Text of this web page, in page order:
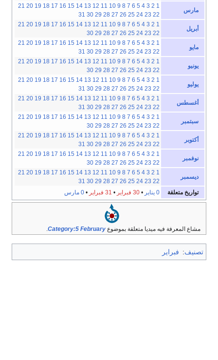
مارس
1
2
3
4
5
6
7
8
9
10
11
12
13
14
15
16
17
18
19
20
21
22
23
24
25
26
27
28
29
30
31
أبريل
1
2
3
4
5
6
7
8
9
10
11
12
13
14
15
16
17
18
19
20
21
22
23
24
25
26
27
28
29
30
مايو
1
2
3
4
5
6
7
8
9
10
11
12
13
14
15
16
17
18
19
20
21
22
23
24
25
26
27
28
29
30
31
يونيو
1
2
3
4
5
6
7
8
9
10
11
12
13
14
15
16
17
18
19
20
21
22
23
24
25
26
27
28
29
30
يوليو
1
2
3
4
5
6
7
8
9
10
11
12
13
14
15
16
17
18
19
20
21
22
23
24
25
26
27
28
29
30
31
أغسطس
1
2
3
4
5
6
7
8
9
10
11
12
13
14
15
16
17
18
19
20
21
22
23
24
25
26
27
28
29
30
31
سبتمبر
1
2
3
4
5
6
7
8
9
10
11
12
13
14
15
16
17
18
19
20
21
22
23
24
25
26
27
28
29
30
أكتوبر
1
2
3
4
5
6
7
8
9
10
11
12
13
14
15
16
17
18
19
20
21
22
23
24
25
26
27
28
29
30
31
نوفمبر
1
2
3
4
5
6
7
8
9
10
11
12
13
14
15
16
17
18
19
20
21
22
23
24
25
26
27
28
29
30
ديسمبر
1
2
3
4
5
6
7
8
9
10
11
12
13
14
15
16
17
18
19
20
21
22
23
24
25
26
27
28
29
30
31
تواريخ متعلقة
0 يناير •30 فبراير • 31 فبراير •0 مارس
مشاع المعرفة فيه ميديا متعلقة بموضوعCategory:5 February
.
تصنيف: فبراير